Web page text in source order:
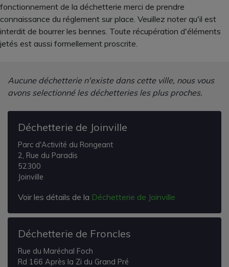
fonctionnement de la déchetterie merci de prendre
connaissance du réglement sur place. Veuillez noter qu'il est
interdit de bourrer les bennes. Toute récupération d'éléments
jetés est aussi formellement proscrite.
Aucune déchetterie n'existe dans cette ville, nous vous
avons selectionné les déchetteries les plus proches.
Déchetterie de Joinville
Parc d'Activité du Rongeant
2, Rue du Paradis
52300
Joinville
Voir les détails de la Déchetterie de Joinville
Déchetterie de Froncles
Rue du Maréchal Foch
Rd 166 Après la Zi du Grand Pré